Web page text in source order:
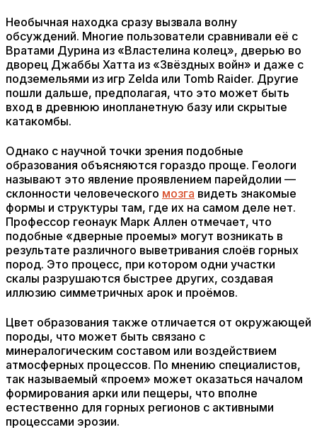
Необычная находка сразу вызвала волну
обсуждений. Многие пользователи сравнивали её с
Вратами Дурина из «Властелина колец», дверью во
дворец Джаббы Хатта из «Звёздных войн» и даже с
подземельями из игр Zelda или Tomb Raider. Другие
пошли дальше, предполагая, что это может быть
вход в древнюю инопланетную базу или скрытые
катакомбы.
Однако с научной точки зрения подобные
образования объясняются гораздо проще. Геологи
называют это явление проявлением парейдолии —
склонности человеческого мозга видеть знакомые
формы и структуры там, где их на самом деле нет.
Профессор геонаук Марк Аллен отмечает, что
подобные «дверные проемы» могут возникать в
результате различного выветривания слоёв горных
пород. Это процесс, при котором одни участки
скалы разрушаются быстрее других, создавая
иллюзию симметричных арок и проёмов.
Цвет образования также отличается от окружающей
породы, что может быть связано с
минералогическим составом или воздействием
атмосферных процессов. По мнению специалистов,
так называемый «проем» может оказаться началом
формирования арки или пещеры, что вполне
естественно для горных регионов с активными
процессами эрозии.